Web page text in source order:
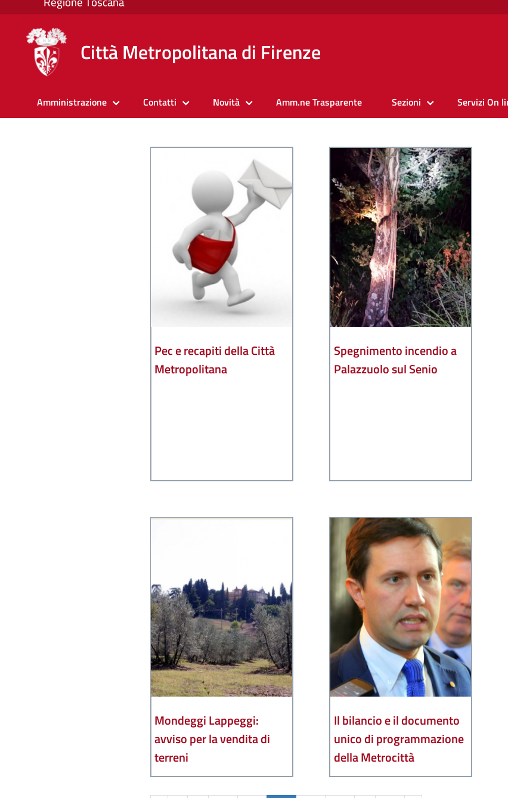
Città Metropolitana di Firenze
Amministrazione Contatti Novità Amm.ne Trasparente Sezioni Servizi On
Pec e recapiti della Città
Metropolitana
Spegnimento incendio a
Palazzuolo sul Senio
Mondeggi Lappeggi:
avviso per la vendita di
terreni
Il bilancio e il documento
unico di programmazione
della Metrocittà